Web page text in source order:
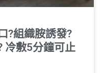
?組織胺誘發?
冷敷5分鐘可止